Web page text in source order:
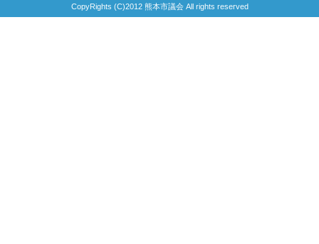
CopyRights (C)2012 熊本市議会 All rights reserved